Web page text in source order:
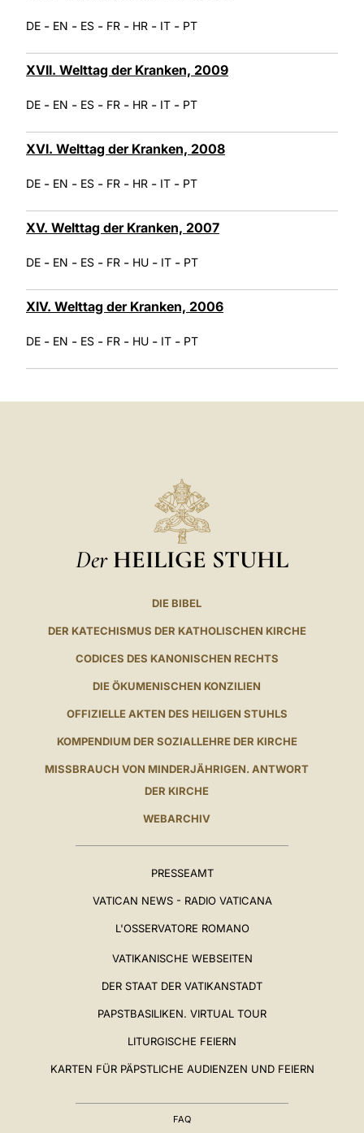
DE - EN - ES - FR - HR - IT - PT
XVII. Welttag der Kranken, 2009
DE - EN - ES - FR - HR - IT - PT
XVI. Welttag der Kranken, 2008
DE - EN - ES - FR - HR - IT - PT
XV. Welttag der Kranken, 2007
DE - EN - ES - FR - HU - IT - PT
XIV. Welttag der Kranken, 2006
DE - EN - ES - FR - HU - IT - PT
Der HEILIGE STUHL
DIE BIBEL
DER KATECHISMUS DER KATHOLISCHEN KIRCHE
CODICES DES KANONISCHEN RECHTS
DIE ÖKUMENISCHEN KONZILIEN
OFFIZIELLE AKTEN DES HEILIGEN STUHLS
KOMPENDIUM DER SOZIALLEHRE DER KIRCHE
MISSBRAUCH VON MINDERJÄHRIGEN. ANTWORT
DER KIRCHE
WEBARCHIV
PRESSEAMT
VATICAN NEWS - RADIO VATICANA
L'OSSERVATORE ROMANO
VATIKANISCHE WEBSEITEN
DER STAAT DER VATIKANSTADT
PAPSTBASILIKEN. VIRTUAL TOUR
LITURGISCHE FEIERN
KARTEN FÜR PÄPSTLICHE AUDIENZEN UND FEIERN
FAQ